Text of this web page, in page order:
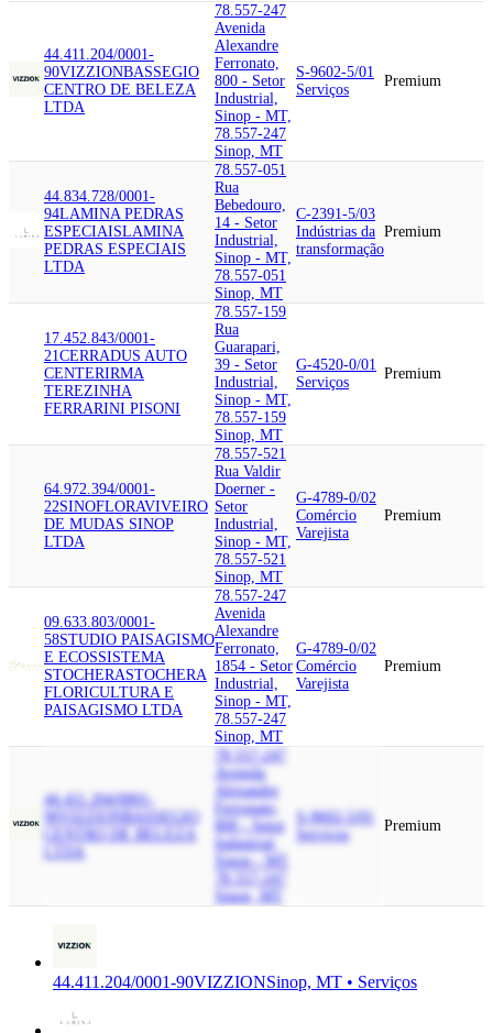
44.411.204/0001-
90VIZZIONBASSEGIO
CENTRO DE BELEZA
LTDA
78.557-247
Avenida
Alexandre
Ferronato,
800 - Setor
Industrial,
Sinop - MT,
78.557-247
Sinop, MT
S-9602-5/01
Serviços
Premium
44.834.728/0001-
94LAMINA PEDRAS
ESPECIAISLAMINA
PEDRAS ESPECIAIS
LTDA
78.557-051
Rua
Bebedouro,
14 - Setor
Industrial,
Sinop - MT,
78.557-051
Sinop, MT
C-2391-5/03
Indústrias da
transformação
Premium
17.452.843/0001-
21 CERRADUS AUTO
CENTERIRMA
TEREZINHA
FERRARINI PISONI
78.557-159
Rua
Guarapari,
39 - Setor
Industrial,
Sinop - MT,
78.557-159
Sinop, MT
G-4520-0/01
Serviços
Premium
64.972.394/0001-
22SINOFLORAVIVEIRO
DE MUDAS SINOP
LTDA
78.557-521
Rua Valdir
Doerner -
Setor
Industrial,
Sinop - MT,
78.557-521
Sinop, MT
G-4789-0/02
Comércio
Varejista
Premium
09.633.803/0001-
58STUDIO PAISAGISMO
E ECOSSISTEMA
STOCHERASTOCHERA
FLORICULTURA E
PAISAGISMO LTDA
78.557-247
Avenida
Alexandre
Ferronato,
1854 - Setor
Industrial,
Sinop - MT,
78.557-247
Sinop, MT
G-4789-0/02
Comércio
Varejista
Premium
44.411.204/0001-
BASSEGIO
CENTRO DE BELEZA
78.557-247
Avenida
Alexandre
Ferronato,
800 - Setor
Industrial,
Sinop - MT,
78.557-247
Sinop, MT
S-9602-5/01
Serviços
Premium
44.411.204/0001-90VIZZIONSinop, MT • Serviços